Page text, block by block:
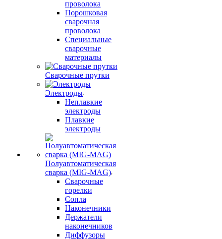
проволока
Порошковая
сварочная
проволока
Специальные
сварочные
материалы
Сварочные прутки
Электроды
Неплавкие
электроды
Плавкие
электроды
Полуавтоматическая
сварка (MIG-MAG)
Сварочные
горелки
Сопла
Наконечники
Держатели
наконечников
Диффузоры